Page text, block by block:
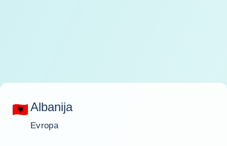
Albanija
Evropa